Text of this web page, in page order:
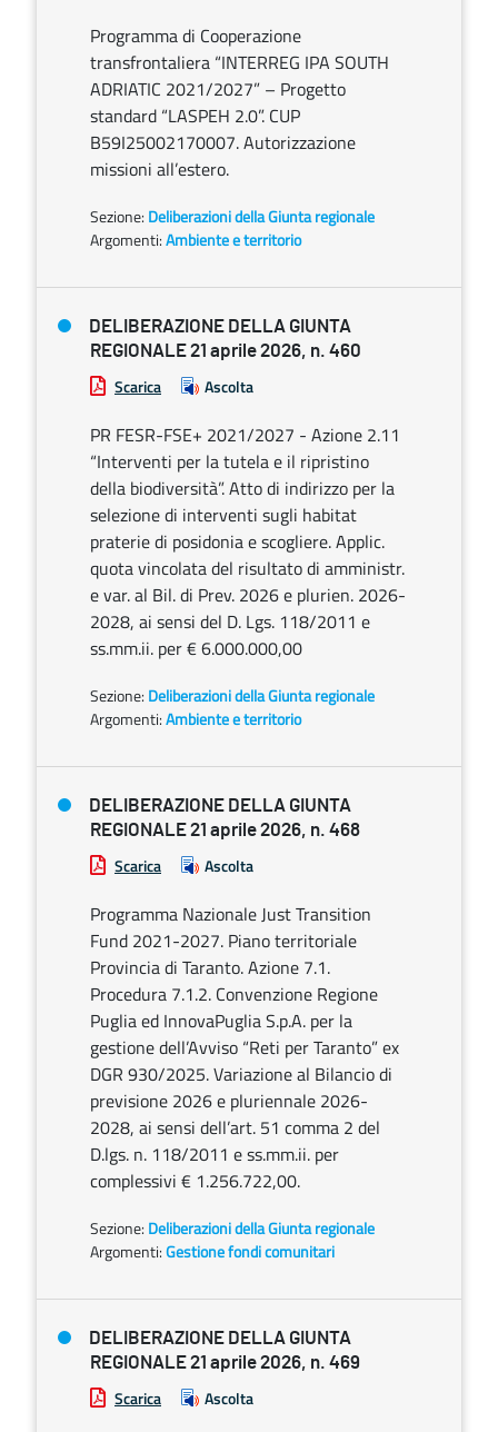
Programma di Cooperazione
transfrontaliera “INTERREG IPA SOUTH
ADRIATIC 2021/2027” – Progetto
standard “LASPEH 2.0”. CUP
B59I25002170007. Autorizzazione
missioni all’estero.
Sezione: Deliberazioni della Giunta regionale
Argomenti:Ambiente e territorio
DELIBERAZIONE DELLA GIUNTA
REGIONALE 21 aprile 2026, n. 460
Scarica Ascolta
PR FESR-FSE+ 2021/2027 - Azione 2.11
“Interventi per la tutela e il ripristino
della biodiversità”. Atto di indirizzo per la
selezione di interventi sugli habitat
praterie di posidonia e scogliere. Applic.
quota vincolata del risultato di amministr.
e var. al Bil. di Prev. 2026 e plurien. 2026-
2028, ai sensi del D. Lgs. 118/2011 e
ss.mm.ii. per € 6.000.000,00
Sezione: Deliberazioni della Giunta regionale
Argomenti:Ambiente e territorio
DELIBERAZIONE DELLA GIUNTA
REGIONALE 21 aprile 2026, n. 468
Scarica Ascolta
Programma Nazionale Just Transition
Fund 2021-2027. Piano territoriale
Provincia di Taranto. Azione 7.1.
Procedura 7.1.2. Convenzione Regione
Puglia ed InnovaPuglia S.p.A. per la
gestione dell’Avviso “Reti per Taranto” ex
DGR 930/2025. Variazione al Bilancio di
previsione 2026 e pluriennale 2026-
2028, ai sensi dell’art. 51 comma 2 del
D.lgs. n. 118/2011 e ss.mm.ii. per
complessivi € 1.256.722,00.
Sezione: Deliberazioni della Giunta regionale
Argomenti:Gestione fondi comunitari
DELIBERAZIONE DELLA GIUNTA
REGIONALE 21 aprile 2026, n. 469
Scarica Ascolta